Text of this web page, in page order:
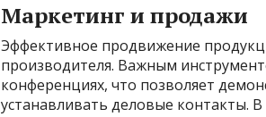
Маркетинг и продажи
Эффективное продвижение
производителя. Важным
конференциях, что позволяет
устанавливать деловые контакты.